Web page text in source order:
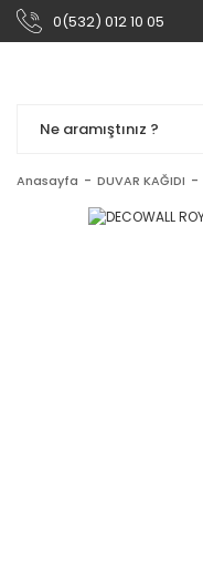
0(532) 012 10 05
Anasayfa DUVAR KAĞIDI